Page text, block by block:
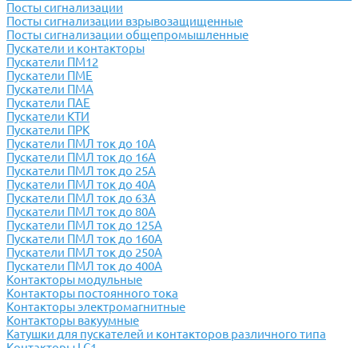
Посты сигнализации
Посты сигнализации взрывозащищенные
Посты сигнализации общепромышленные
Пускатели и контакторы
Пускатели ПМ12
Пускатели ПМЕ
Пускатели ПМА
Пускатели ПАЕ
Пускатели КТИ
Пускатели ПРК
Пускатели ПМЛ ток до 10А
Пускатели ПМЛ ток до 16А
Пускатели ПМЛ ток до 25А
Пускатели ПМЛ ток до 40А
Пускатели ПМЛ ток до 63А
Пускатели ПМЛ ток до 80А
Пускатели ПМЛ ток до 125А
Пускатели ПМЛ ток до 160А
Пускатели ПМЛ ток до 250А
Пускатели ПМЛ ток до 400А
Контакторы модульные
Контакторы постоянного тока
Контакторы электромагнитные
Контакторы вакуумные
Катушки для пускателей и контакторов различного типа